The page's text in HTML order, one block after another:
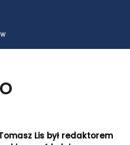
Lis był redaktorem